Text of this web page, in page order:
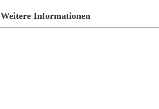
Weitere Informationen